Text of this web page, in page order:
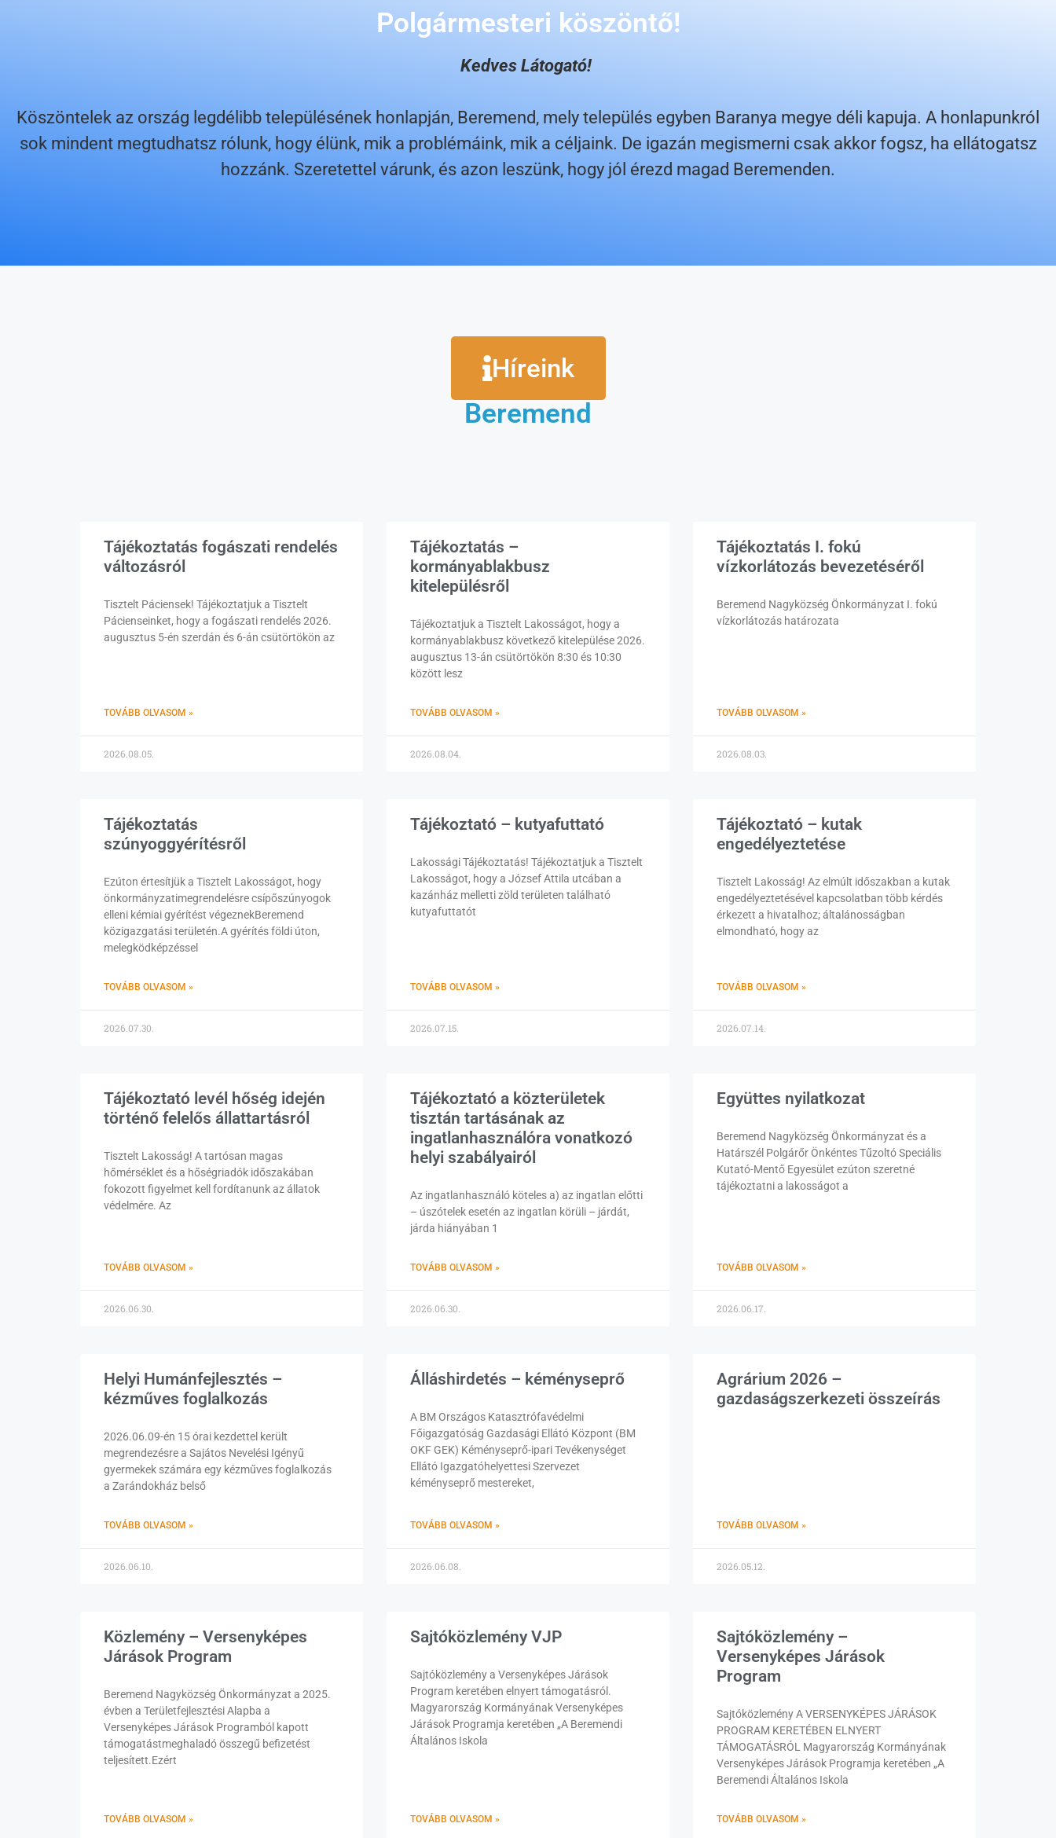
Polgármesteri köszöntő!
Kedves Látogató!
Köszöntelek az ország legdélibb településének honlapján, Beremend, mely település egyben Baranya megye déli kapuja. A honlapunkról
sok mindent megtudhatsz rólunk, hogy élünk, mik a problémáink, mik a céljaink. De igazán megismerni csak akkor fogsz, ha ellátogatsz
hozzánk. Szeretettel várunk, és azon leszünk, hogy jól érezd magad Beremenden.
Híreink
Beremend
Tájékoztatás fogászati rendelés
változásról
Tisztelt Páciensek! Tájékoztatjuk a Tisztelt
Pácienseinket, hogy a fogászati rendelés 2026.
augusztus 5-én szerdán és 6-án csütörtökön az
TOVÁBB OLVASOM »
2026.08.05.
Tájékoztatás –
kormányablakbusz
kitelepülésről
Tájékoztatjuk a Tisztelt Lakosságot, hogy a
kormányablakbusz következő kitelepülése 2026.
augusztus 13-án csütörtökön 8:30 és 10:30
között lesz
TOVÁBB OLVASOM »
2026.08.04.
Tájékoztatás I. fokú
vízkorlátozás bevezetéséről
Beremend Nagyközség Önkormányzat I. fokú
vízkorlátozás határozata
TOVÁBB OLVASOM »
2026.08.03.
Tájékoztatás
szúnyoggyérítésről
Ezúton értesítjük a Tisztelt Lakosságot, hogy
önkormányzatimegrendelésre csípőszúnyogok
elleni kémiai gyérítést végeznekBeremend
közigazgatási területén.A gyérítés földi úton,
melegködképzéssel
TOVÁBB OLVASOM »
2026.07.30.
Tájékoztató – kutyafuttató
Lakossági Tájékoztatás! Tájékoztatjuk a Tisztelt
Lakosságot, hogy a József Attila utcában a
kazánház melletti zöld területen található
kutyafuttatót
TOVÁBB OLVASOM »
2026.07.15.
Tájékoztató – kutak
engedélyeztetése
Tisztelt Lakosság! Az elmúlt időszakban a kutak
engedélyeztetésével kapcsolatban több kérdés
érkezett a hivatalhoz; általánosságban
elmondható, hogy az
TOVÁBB OLVASOM »
2026.07.14.
Tájékoztató levél hőség idején
történő felelős állattartásról
Tisztelt Lakosság! A tartósan magas
hőmérséklet és a hőségriadók időszakában
fokozott figyelmet kell fordítanunk az állatok
védelmére. Az
TOVÁBB OLVASOM »
2026.06.30.
Tájékoztató a közterületek
tisztán tartásának az
ingatlanhasználóra vonatkozó
helyi szabályairól
Az ingatlanhasználó köteles a) az ingatlan előtti
– úszótelek esetén az ingatlan körüli – járdát,
járda hiányában 1
TOVÁBB OLVASOM »
2026.06.30.
Együttes nyilatkozat
Beremend Nagyközség Önkormányzat és a
Határszél Polgárőr Önkéntes Tűzoltó Speciális
Kutató-Mentő Egyesület ezúton szeretné
tájékoztatni a lakosságot a
TOVÁBB OLVASOM »
2026.06.17.
Helyi Humánfejlesztés –
kézműves foglalkozás
2026.06.09-én 15 órai kezdettel került
megrendezésre a Sajátos Nevelési Igényű
gyermekek számára egy kézműves foglalkozás
a Zarándokház belső
TOVÁBB OLVASOM »
2026.06.10.
Álláshirdetés – kéményseprő
A BM Országos Katasztrófavédelmi
Főigazgatóság Gazdasági Ellátó Központ (BM
OKF GEK) Kéményseprő-ipari Tevékenységet
Ellátó Igazgatóhelyettesi Szervezet
kéményseprő mestereket,
TOVÁBB OLVASOM »
2026.06.08.
Agrárium 2026 –
gazdaságszerkezeti összeírás
TOVÁBB OLVASOM »
2026.05.12.
Közlemény – Versenyképes
Járások Program
Beremend Nagyközség Önkormányzat a 2025.
évben a Területfejlesztési Alapba a
Versenyképes Járások Programból kapott
támogatástmeghaladó összegű befizetést
teljesített.Ezért
TOVÁBB OLVASOM »
Sajtóközlemény VJP
Sajtóközlemény a Versenyképes Járások
Program keretében elnyert támogatásról.
Magyarország Kormányának Versenyképes
Járások Programja keretében „A Beremendi
Általános Iskola
TOVÁBB OLVASOM »
Sajtóközlemény –
Versenyképes Járások
Program
Sajtóközlemény A VERSENYKÉPES JÁRÁSOK
PROGRAM KERETÉBEN ELNYERT
TÁMOGATÁSRÓL Magyarország Kormányának
Versenyképes Járások Programja keretében „A
Beremendi Általános Iskola
TOVÁBB OLVASOM »